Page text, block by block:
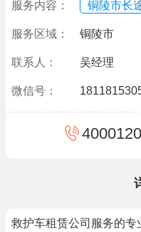
服务内容： 铜陵市长
服务区域： 铜陵市
联系人： 吴经理
微信号：
救护车租赁公司服务的